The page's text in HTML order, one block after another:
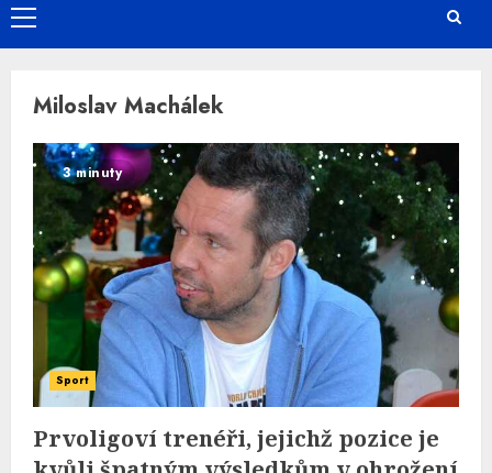
Primary
Menu
Miloslav Machálek
3 minuty
Sport
Prvoligoví trenéři, jejichž pozice je